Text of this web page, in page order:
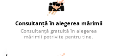
Consultanță în alegerea mărimii
Consultanță gratuită în alegerea
mărimii potrivite pentru tine.